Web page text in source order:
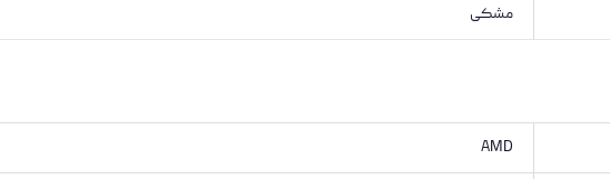
مشکی
AMD